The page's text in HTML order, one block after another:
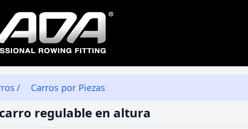
/ Carros por Piezas
regulable en altura